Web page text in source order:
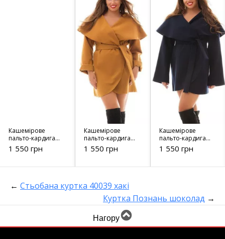
Кашемірове
пальто-кардиган
999
1 550 грн
Кашемірове
пальто-кардиган
1007
1 550 грн
Кашемірове
пальто-кардиган
1004
1 550 грн
← Стьобана куртка 40039 хакі
Куртка Познань шоколад →
Нагору